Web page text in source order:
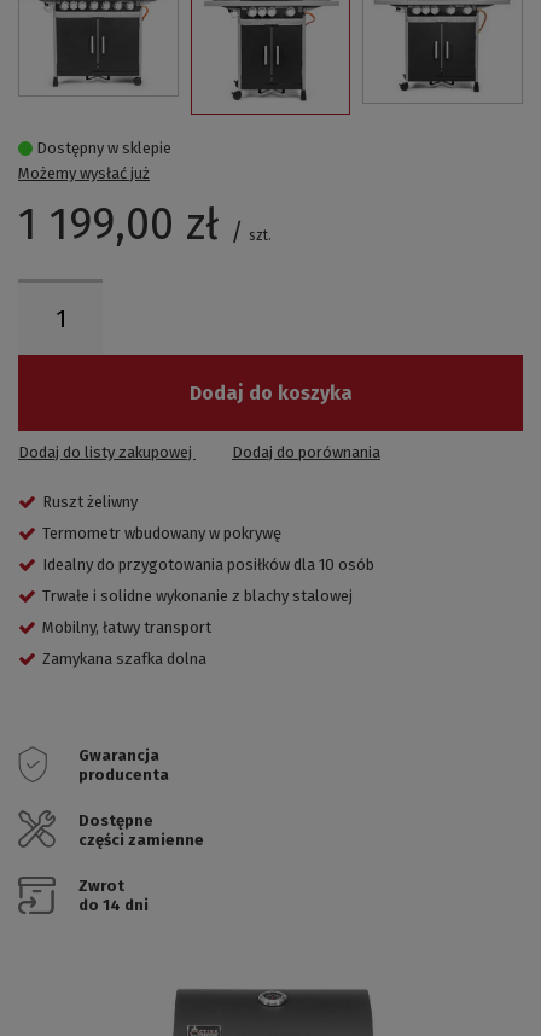
Dostępny w sklepie
Możemy wysłać już
1 199,00 zł / szt.
Dodaj do koszyka
Dodaj do listy zakupowej Dodaj do porównania
Ruszt żeliwny
Termometr wbudowany w pokrywę
Idealny do przygotowania posiłków dla 10 osób
Trwałe i solidne wykonanie z blachy stalowej
Mobilny, łatwy transport
Zamykana szafka dolna
Gwarancja
producenta
Dostępne
części zamienne
Zwrot
do 14 dni